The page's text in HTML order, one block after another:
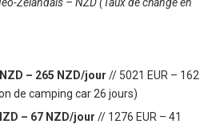
– 265 NZD/jour // 5021 EUR – 162
de camping car 26 jours)
– 67 NZD/jour // 1276 EUR – 41